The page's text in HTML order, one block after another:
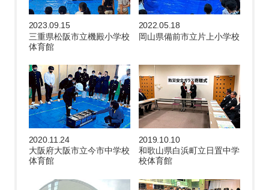
2023.09.15
三重県松阪市立機殿小学校
体育館
2022.05.18
岡山県備前市立片上小学校
2020.11.24
大阪府大阪市立今市中学校
体育館
2019.10.10
和歌山県白浜町立日置中学
校体育館